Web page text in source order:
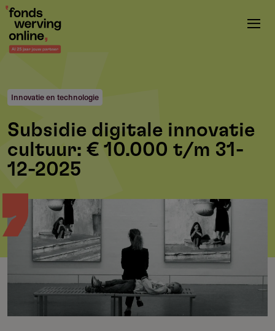
Overslaan
naar
de
gaan
Innovatie en technologie
Subsidie digitale innovatie
cultuur: € 10.000 t/m 31-
12-2025